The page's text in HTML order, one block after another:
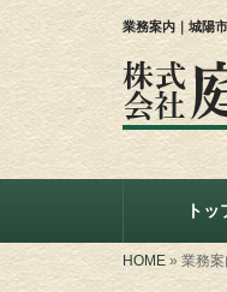
業務案内｜城陽
ト
HOME»業務案